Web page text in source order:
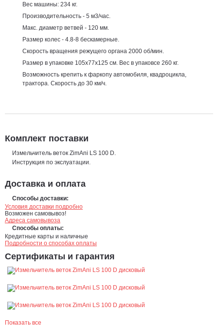
Вес машины: 234 кг.
Производительность - 5 м3/час.
Макс. диаметр ветвей - 120 мм.
Размер колес - 4.8-8 бескамерные.
Скорость вращения режущего органа 2000 об/мин.
Размер в упаковке 105x77x125 cм. Вес в упаковсе 260 кг.
Возможность крепить к фаркопу автомобиля, квадроцикла,
трактора. Скорость до 30 км/ч.
Комплект поставки
Измельчитель веток ZimAni LS 100 D.
Инструкция по экслуатации.
Доставка и оплата
Способы доставки:
Условия доставки подробно
Возможен самовывоз!
Адреса самовывоза
Способы оплаты:
Кредитные карты и наличные
Подробности о способах оплаты
Сертификаты и гарантия
Показать все